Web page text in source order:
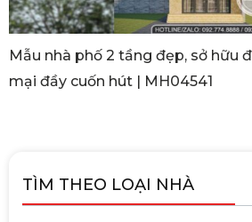
Mẫu nhà phố 2 tầng đẹp, sở hữu
mại đầy cuốn hút | MH04541
TÌM THEO LOẠI NHÀ